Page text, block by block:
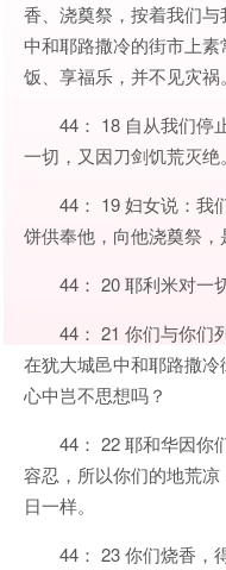
香、浇奠祭，按着我们
中和耶路撒冷的街市上
饭、享福乐，并不见灾祸。
44： 18 自从我们停
一切，又因刀剑饥荒灭绝。
44： 19 妇女说：我
饼供奉他，向他浇奠祭，
44： 20 耶利米对一
44： 21 你们与你们
在犹大城邑中和耶路撒冷
心中岂不思想吗？
44： 22 耶和华因你
容忍，所以你们的地荒
日一样。
44： 23 你们烧香，